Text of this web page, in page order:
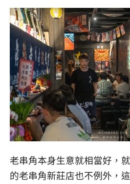
老串角本身生意就相當好，
的老串角新莊店也不例外，